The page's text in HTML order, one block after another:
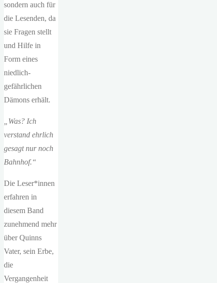
sondern auch für
die Lesenden, da
sie Fragen stellt
und Hilfe in
Form eines
niedlich-
gefährlichen
Dämons erhält.
„Was? Ich
verstand ehrlich
gesagt nur noch
Bahnhof.“
Die Leser*innen
erfahren in
diesem Band
zunehmend mehr
über Quinns
Vater, sein Erbe,
die
Vergangenheit